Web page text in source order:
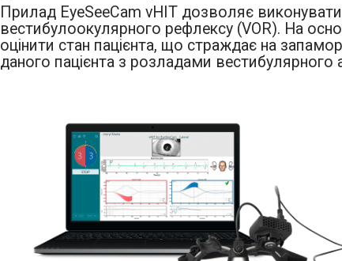
Прилад EyeSeeCam vHIT дозволяє
вестибулоокулярного рефлексу (VOR). На
оцінити стан пацієнта, що страждає на
даного пацієнта з розладами вестибулярного